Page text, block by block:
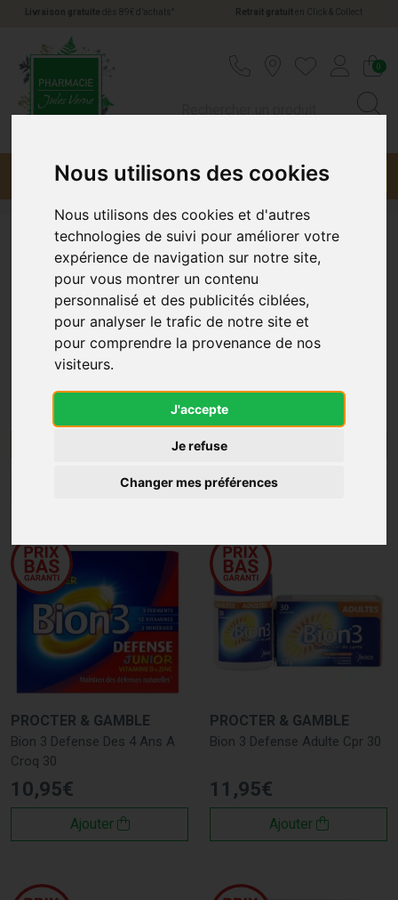
Nous utilisons des cookies
Nous utilisons des cookies et d'autres
technologies de suivi pour améliorer votre
expérience de navigation sur notre site,
pour vous montrer un contenu
personnalisé et des publicités ciblées,
pour analyser le trafic de notre site et
pour comprendre la provenance de nos
visiteurs.
J'accepte
Je refuse
Changer mes préférences
Livraison gratuite dès 89€ d’achats * Retrait gratuiten Click & Collect
0
Menu Promotions
Bion
PROCTER & GAMBLE
Bion 3 Defense Des 4 Ans A
Croq 30
10,95€
Ajouter
PROCTER & GAMBLE
Bion 3 Defense Adulte Cpr 30
11 ,95€
Ajouter